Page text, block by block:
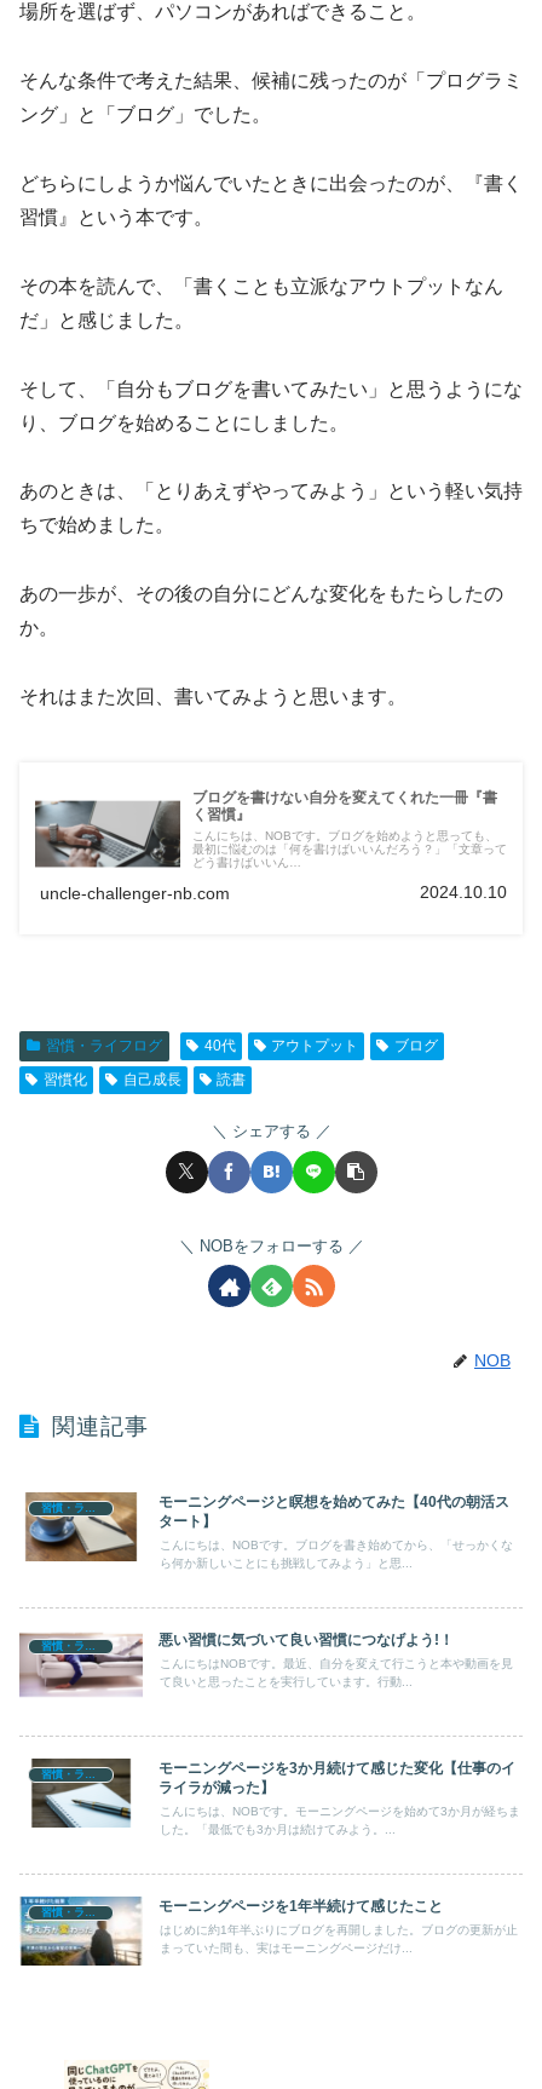
場所を選ばず、パソコンがあればできること。
そんな条件で考えた結果、候補に残ったのが「プログラミ
ング」と「ブログ」でした。
どちらにしようか悩んでいたときに出会ったのが、『書く
習慣』という本です。
その本を読んで、「書くことも立派なアウトプットなん
だ」と感じました。
そして、「自分もブログを書いてみたい」と思うようにな
り、ブログを始めることにしました。
あのときは、「とりあえずやってみよう」という軽い気持
ちで始めました。
あの一歩が、その後の自分にどんな変化をもたらしたの
か。
それはまた次回、書いてみようと思います。
ブログを書けない自分を変えてくれた一冊『書
く習慣』
こんにちは、NOBです。ブログを始めようと思っても、
最初に悩むのは「何を書けばいいんだろう？」「文章って
どう書けばいいん…
uncle-challenger-nb.com 2024.10.10
習慣・ライフログ 40代 アウトプット
ブログ
習慣化
自己成長 読書
シェアする
NOBをフォローする
NOB
関連記事
習慣・ライフログ
モーニングページと瞑想を始めてみた【40代の朝活ス
タート】
こんにちは、NOBです。ブログを書き始めてから、「せっかくな
ら何か新しいことにも挑戦してみよう」と思...
悪い習慣に気づいて良い習慣につなげよう!！
こんにちはNOBです。最近、自分を変えて行こうと本や動画を見
て良いと思ったことを実行しています。行動...
習慣・ライフログ
モーニングページを3か月続けて感じた変化【仕事のイ
ライラが減った】
こんにちは、NOBです。モーニングページを始めて3か月が経ちま
した。「最低でも3か月は続けてみよう。...
習慣・ライフログ モーニングページを1年半続けて感じたこと
はじめに約1年半ぶりにブログを再開しました。ブログの更新が止
まっていた間も、実はモーニングページだけ...